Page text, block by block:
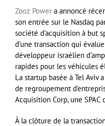
Zooz Power a annoncé
son entrée sur le Nasdaq
société d’acquisition à but
d’une transaction qui
développeur israélien
rapides pour les véhicules
La startup basée à Tel Aviv
de regroupement
Acquisition Corp, une SPAC
À la clôture de la